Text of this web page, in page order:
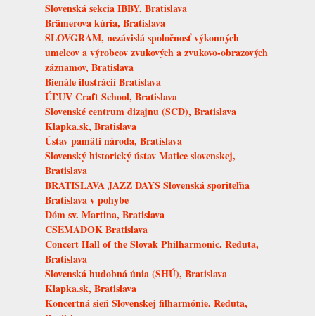
Slovenská sekcia IBBY, Bratislava
Brämerova kúria, Bratislava
SLOVGRAM, nezávislá spoločnosť výkonných
umelcov a výrobcov zvukových a zvukovo-obrazových
záznamov, Bratislava
Bienále ilustrácií Bratislava
ÚĽUV Craft School, Bratislava
Slovenské centrum dizajnu (SCD), Bratislava
Klapka.sk, Bratislava
Ústav pamäti národa, Bratislava
Slovenský historický ústav Matice slovenskej,
Bratislava
BRATISLAVA JAZZ DAYS Slovenská sporiteľňa
Bratislava v pohybe
Dóm sv. Martina, Bratislava
CSEMADOK Bratislava
Concert Hall of the Slovak Philharmonic, Reduta,
Bratislava
Slovenská hudobná únia (SHÚ), Bratislava
Klapka.sk, Bratislava
Koncertná sieň Slovenskej filharmónie, Reduta,